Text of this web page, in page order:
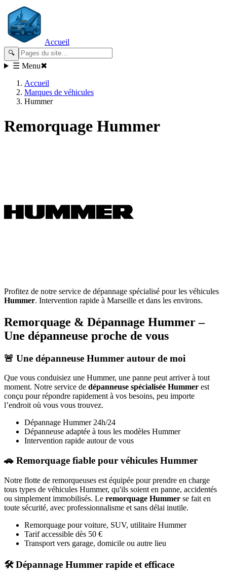
Accueil
🔍
☰ Menu✖
Accueil
Marques de véhicules
Hummer
Remorquage Hummer
Profitez de notre service de dépannage spécialisé pour les véhicules
Hummer. Intervention rapide à Marseille et dans les environs.
Remorquage & Dépannage Hummer–
Une dépanneuse proche de vous
🚨 Une dépanneuse Hummer autour de moi
Que vous conduisiez une Hummer, une panne peut arriver à tout
moment. Notre service de dépanneuse spécialisée Hummer est
conçu pour répondre rapidement à vos besoins, peu importe
l’endroit où vous vous trouvez.
Dépannage Hummer24h/24
Dépanneuse adaptée à tous les modèles Hummer
Intervention rapide autour de vous
🚗 Remorquage fiable pour véhicules Hummer
Notre flotte de remorqueuses est équipée pour prendre en charge
tous types de véhicules Hummer, qu'ils soient en panne, accidentés
ou simplement immobilisés. Le remorquage Hummer se fait en
toute sécurité, avec professionnalisme et sans délai inutile.
Remorquage pour voiture, SUV, utilitaire Hummer
Tarif accessible dès 50 €
Transport vers garage, domicile ou autre lieu
🛠️ Dépannage Hummer rapide et efficace